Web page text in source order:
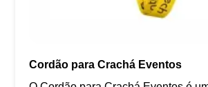
Cordão para Crachá Eventos